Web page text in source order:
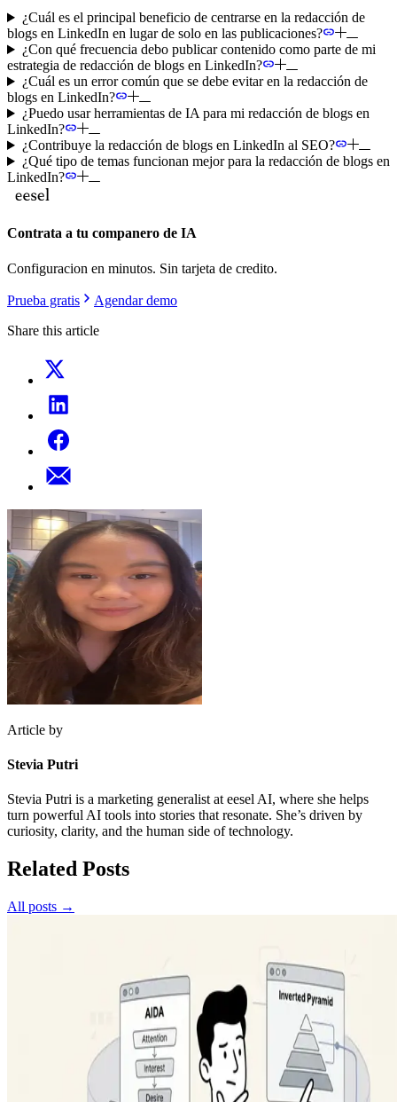
¿Cuál es el principal beneficio de centrarse en la redacción de
blogs en LinkedIn en lugar de solo en las publicaciones?
¿Con qué frecuencia debo publicar contenido como parte de mi
estrategia de redacción de blogs en LinkedIn?
¿Cuál es un error común que se debe evitar en la redacción de
blogs en LinkedIn?
¿Puedo usar herramientas de IA para mi redacción de blogs en
LinkedIn?
¿Contribuye la redacción de blogs en LinkedIn al SEO?
¿Qué tipo de temas funcionan mejor para la redacción de blogs en
LinkedIn?
Contrata a tu companero de IA
Configuracion en minutos. Sin tarjeta de credito.
Prueba gratis
Agendar demo
Share this article
Article by
Stevia Putri
Stevia Putri is a marketing generalist at eesel AI, where she helps
turn powerful AI tools into stories that resonate. She’s driven by
curiosity, clarity, and the human side of technology.
Related Posts
All posts →